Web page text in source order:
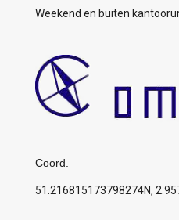
Weekend en buiten
Coord.
51.216815173798274N,